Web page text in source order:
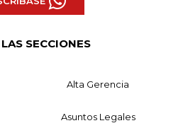
SECCIONES
Alta Gerencia
Asuntos Legales